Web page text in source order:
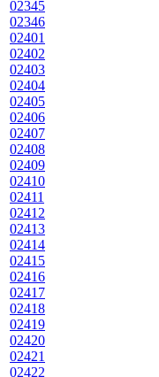
02345
02346
02401
02402
02403
02404
02405
02406
02407
02408
02409
02410
02411
02412
02413
02414
02415
02416
02417
02418
02419
02420
02421
02422